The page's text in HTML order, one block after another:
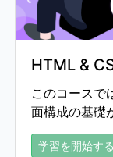
HTML &
このコースで
面構成の基礎
学習を開始する